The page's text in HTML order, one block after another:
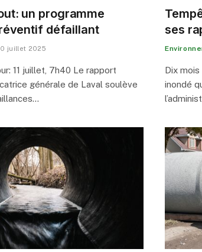
un programme
défaillant
juillet 2025
11 juillet, 7h40 Le rapport
générale de Laval soulève
ses
Dix
inondé